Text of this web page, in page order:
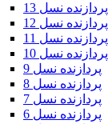
پردازنده نسل 13
پردازنده نسل 12
پردازنده نسل 11
پردازنده نسل 10
پردازنده نسل 9
پردازنده نسل 8
پردازنده نسل 7
پردازنده نسل 6